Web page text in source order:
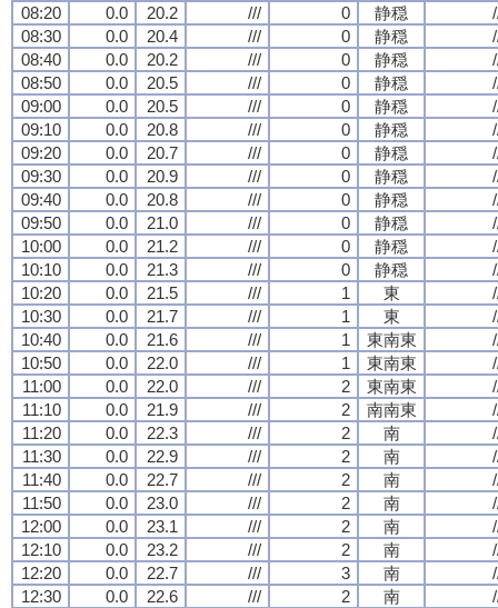
08:20
0.0 20.2 /// 0 静穏
08:30
0.0 20.4 /// 0 静穏
08:40
0.0 20.2 /// 0 静穏
08:50
0.0 20.5 /// 0 静穏
09:00
0.0 20.5 /// 0 静穏
09:10
0.0 20.8 /// 0 静穏
09:20
0.0 20.7 /// 0 静穏
09:30
0.0 20.9 /// 0 静穏
09:40
0.0 20.8 /// 0 静穏
09:50
0.0 21.0 /// 0 静穏
10:00
0.0 21.2 /// 0 静穏
10:10
0.0 21.3 /// 0 静穏
10:20
0.0 21.5 /// 1 東
10:30
0.0 21.7 /// 1 東
10:40
0.0 21.6 /// 1 東南東
10:50
0.0 22.0 /// 1 東南東
11:00
0.0 22.0 /// 2 東南東
11:10
0.0 21.9 /// 2 南南東
11:20
0.0 22.3 /// 2 南
11:30
0.0 22.9 /// 2 南
11:40
0.0 22.7 /// 2 南
11:50
0.0 23.0 /// 2 南
12:00
0.0 23.1 /// 2 南
12:10
0.0 23.2 /// 2 南
12:20
0.0 22.7 /// 3 南
12:30
0.0 22.6 /// 2 南